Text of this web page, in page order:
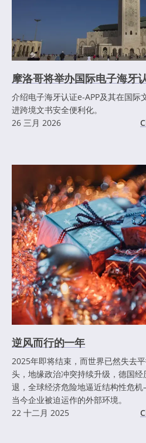
摩洛哥将举办国际电子海牙
介绍电子海牙认证e-APP及其在国际
进跨境文书安全便利化。
26 三月 2026
逆风而行的一年
2025年即将结束，而世界已然失去
头，地缘政治冲突持续升级，德国
退，全球经济危险地逼近结构性危
当今企业被迫运作的外部环境。
22 十二月 2025